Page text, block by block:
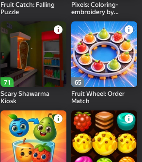
Fruit Catch: Falling
Puzzle
Pixels: Coloring-
embroidery by
71
Scary Shawarma
Kiosk
65
Fruit Wheel: Order
Match